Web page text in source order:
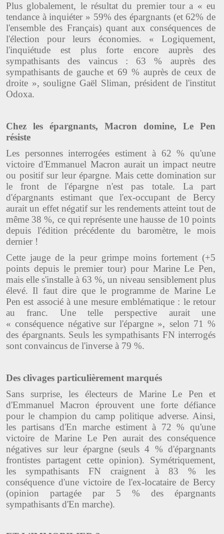
Plus globalement, le résultat du premier tour a « eu
tendance à inquiéter » 59% des épargnants (et 62% de
l'ensemble des Français) quant aux conséquences de
l'élection pour leurs économies. « Logiquement,
l'inquiétude est plus forte encore auprès des
sympathisants des vaincus : 63 % auprès des
sympathisants de gauche et 69 % auprès de ceux de
droite », souligne Gaël Sliman, président de l'institut
Odoxa.
Chez les épargnants, Macron domine, Le Pen
résiste
Les personnes interrogées estiment à 62 % qu'une
victoire d'Emmanuel Macron aurait un impact neutre
ou positif sur leur épargne. Mais cette domination sur
le front de l'épargne n'est pas totale. La part
d'épargnants estimant que l'ex-occupant de Bercy
aurait un effet négatif sur les rendements atteint tout de
même 38 %, ce qui représente une hausse de 10 points
depuis l'édition précédente du baromètre, le mois
dernier !
Cette jauge de la peur grimpe moins fortement (+5
points depuis le premier tour) pour Marine Le Pen,
mais elle s'installe à 63 %, un niveau sensiblement plus
élevé. Il faut dire que le programme de Marine Le
Pen est associé à une mesure emblématique : le retour
au franc. Une telle perspective aurait une
« conséquence négative sur l'épargne », selon 71 %
des épargnants. Seuls les sympathisants FN interrogés
sont convaincus de l'inverse à 79 %.
Des clivages particulièrement marqués
Sans surprise, les électeurs de Marine Le Pen et
d'Emmanuel Macron éprouvent une forte défiance
pour le champion du camp politique adverse. Ainsi,
les partisans d'En marche estiment à 72 % qu'une
victoire de Marine Le Pen aurait des conséquence
négatives sur leur épargne (seuls 4 % d'épargnants
frontistes partagent cette opinion). Symétriquement,
les sympathisants FN craignent à 83 % les
conséquence d'une victoire de l'ex-locataire de Bercy
(opinion partagée par 5 % des épargnants
sympathisants d'En marche).